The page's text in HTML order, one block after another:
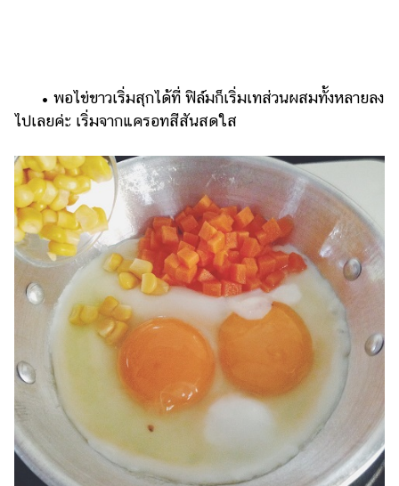
• พอไข่ขาวเริ่มสุกได้ที่ ฟิล์มก็เริ่มเทส่วนผสมทั้งหลายลง
ไปเลยค่ะ เริ่มจากแครอทสีสันสดใส